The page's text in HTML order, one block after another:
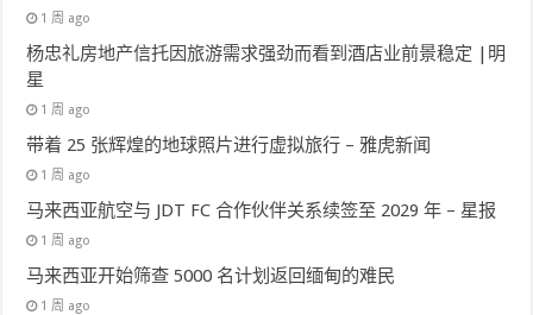
1 周 ago
杨忠礼房地产信托因旅游需求强劲而看到酒店业前景稳定 |明
星
1 周 ago
带着 25 张辉煌的地球照片进行虚拟旅行 – 雅虎新闻
1 周 ago
马来西亚航空与 JDT FC 合作伙伴关系续签至 2029 年 – 星报
1 周 ago
马来西亚开始筛查 5000 名计划返回缅甸的难民
1 周 ago